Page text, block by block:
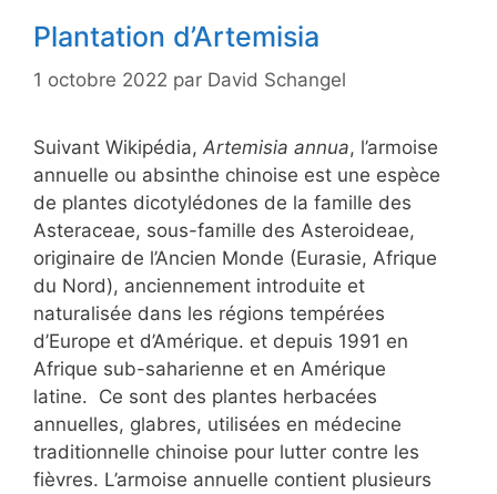
Plantation d’Artemisia
1 octobre 2022 par David Schangel
Suivant Wikipédia, Artemisia annua, l’armoise
annuelle ou absinthe chinoise est une espèce
de plantes dicotylédones de la famille des
Asteraceae, sous-famille des Asteroideae,
originaire de l’Ancien Monde (Eurasie, Afrique
du Nord), anciennement introduite et
naturalisée dans les régions tempérées
d’Europe et d’Amérique. et depuis 1991 en
Afrique sub-saharienne et en Amérique
latine. Ce sont des plantes herbacées
annuelles, glabres, utilisées en médecine
traditionnelle chinoise pour lutter contre les
fièvres. L’armoise annuelle contient plusieurs